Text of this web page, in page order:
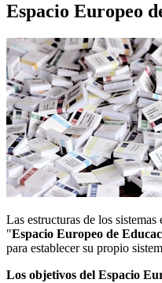
Espacio Europeo
Las estructuras de los
"Espacio Europeo de
para establecer su propio
Los objetivos del Espacio